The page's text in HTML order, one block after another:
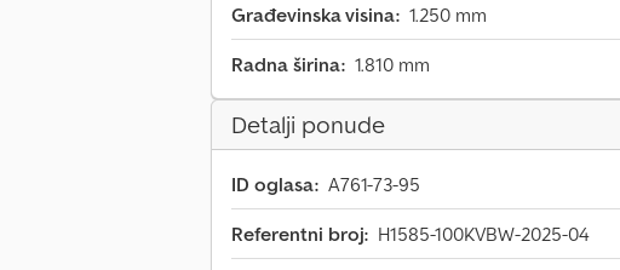
Građevinska visina: 1.250 mm
Radna širina: 1.810 mm
Detalji ponude
ID oglasa: A761-73-95
Referentni broj: H1585-100KVBW-2025-04